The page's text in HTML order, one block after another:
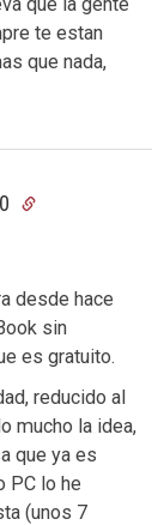
te estan
que nada,
desde hace
sin
es gratuito.
reducido al
mucho la idea,
que ya es
PC lo he
(unos 7